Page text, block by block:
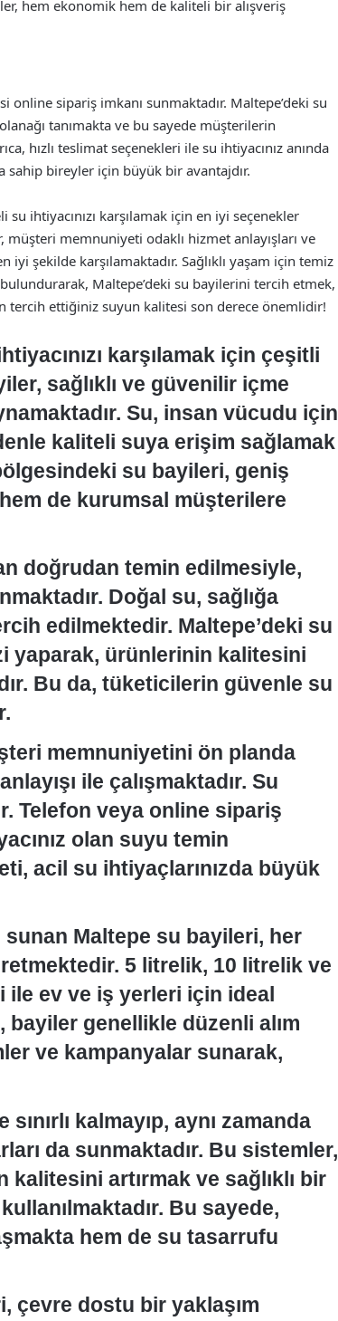
hem ekonomik hem de kaliteli bir alışveriş
sipariş imkanı sunmaktadır. Maltepe’deki su
tanımakta ve bu sayede müşterilerin
hızlı teslimat seçenekleri ile su ihtiyacınız anında
sahip bireyler için büyük bir avantajdır.
ihtiyacınızı karşılamak için en iyi seçenekler
müşteri memnuniyeti odaklı hizmet anlayışları ve
iyi şekilde karşılamaktadır. Sağlıklı yaşam için temiz
Maltepe’deki su bayilerini tercih etmek,
tercih ettiğiniz suyun kalitesi son derece önemlidir!
karşılamak için çeşitli
sağlıklı ve güvenilir içme
Su, insan vücudu için
kaliteli suya erişim sağlamak
su bayileri, geniş
de kurumsal müşterilere
doğrudan temin edilmesiyle,
Doğal su, sağlığa
edilmektedir. Maltepe’deki su
yaparak, ürünlerinin kalitesini
Bu da, tüketicilerin güvenle su
memnuniyetini ön planda
ile çalışmaktadır. Su
Telefon veya online sipariş
olan suyu temin
acil su ihtiyaçlarınızda büyük
Maltepe su bayileri, her
5 litrelik, 10 litrelik ve
ile ev ve iş yerleri için ideal
bayiler genellikle düzenli alım
ve kampanyalar sunarak,
kalmayıp, aynı zamanda
da sunmaktadır. Bu sistemler,
artırmak ve sağlıklı bir
Bu sayede,
hem de su tasarrufu
çevre dostu bir yaklaşım